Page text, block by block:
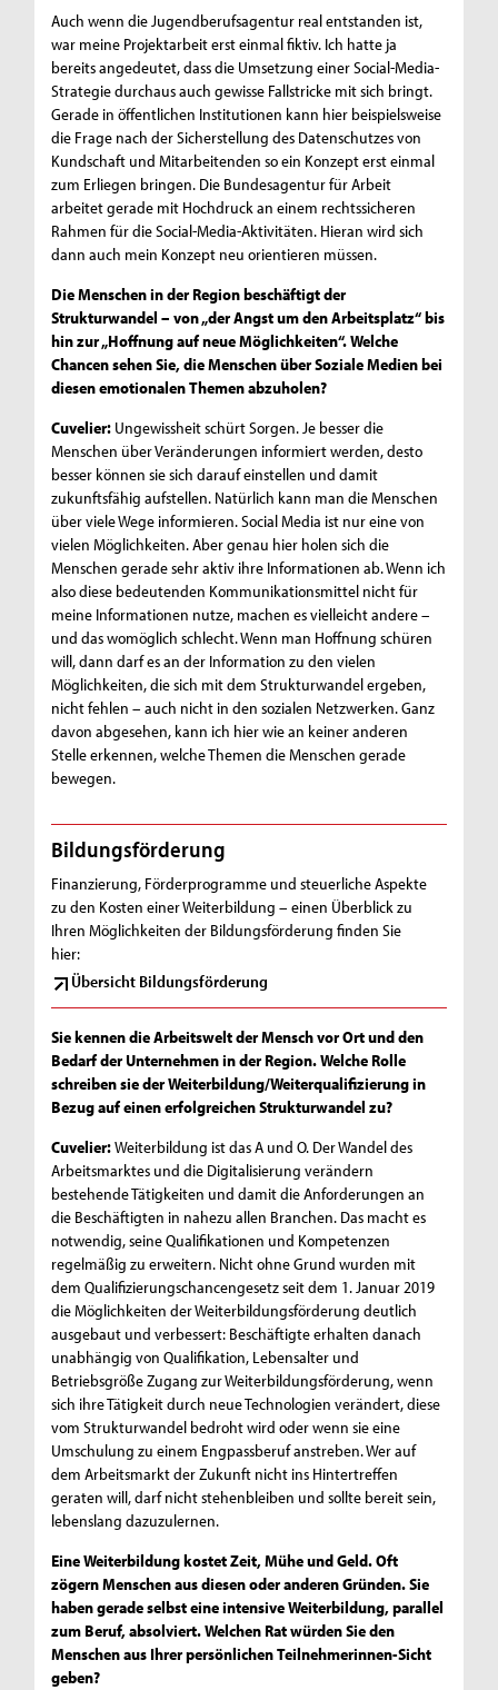
Auch wenn die Jugendberufsagentur real entstanden ist,
war meine Projektarbeit erst einmal fiktiv. Ich hatte ja
bereits angedeutet, dass die Umsetzung einer Social-Media-
Strategie durchaus auch gewisse Fallstricke mit sich bringt.
Gerade in öffentlichen Institutionen kann hier beispielsweise
die Frage nach der Sicherstellung des Datenschutzes von
Kundschaft und Mitarbeitenden so ein Konzept erst einmal
zum Erliegen bringen. Die Bundesagentur für Arbeit
arbeitet gerade mit Hochdruck an einem rechtssicheren
Rahmen für die Social-Media-Aktivitäten. Hieran wird sich
dann auch mein Konzept neu orientieren müssen.
Die Menschen in der Region beschäftigt der
Strukturwandel – von „der Angst um den Arbeitsplatz“ bis
hin zur „Hoffnung auf neue Möglichkeiten“. Welche
Chancen sehen Sie, die Menschen über Soziale Medien bei
diesen emotionalen Themen abzuholen?
Cuvelier: Ungewissheit schürt Sorgen. Je besser die
Menschen über Veränderungen informiert werden, desto
besser können sie sich darauf einstellen und damit
zukunftsfähig aufstellen. Natürlich kann man die Menschen
über viele Wege informieren. Social Media ist nur eine von
vielen Möglichkeiten. Aber genau hier holen sich die
Menschen gerade sehr aktiv ihre Informationen ab. Wenn ich
also diese bedeutenden Kommunikationsmittel nicht für
meine Informationen nutze, machen es vielleicht andere –
und das womöglich schlecht. Wenn man Hoffnung schüren
will, dann darf es an der Information zu den vielen
Möglichkeiten, die sich mit dem Strukturwandel ergeben,
nicht fehlen – auch nicht in den sozialen Netzwerken. Ganz
davon abgesehen, kann ich hier wie an keiner anderen
Stelle erkennen, welche Themen die Menschen gerade
bewegen.
Bildungsförderung
Finanzierung, Förderprogramme und steuerliche Aspekte
zu den Kosten einer Weiterbildung – einen Überblick zu
Ihren Möglichkeiten der Bildungsförderung finden Sie
hier:
Übersicht Bildungsförderung
Sie kennen die Arbeitswelt der Mensch vor Ort und den
Bedarf der Unternehmen in der Region. Welche Rolle
schreiben sie der Weiterbildung/Weiterqualifizierung in
Bezug auf einen erfolgreichen Strukturwandel zu?
Cuvelier:Weiterbildung ist das A und O. Der Wandel des
Arbeitsmarktes und die Digitalisierung verändern
bestehende Tätigkeiten und damit die Anforderungen an
die Beschäftigten in nahezu allen Branchen. Das macht es
notwendig, seine Qualifikationen und Kompetenzen
regelmäßig zu erweitern. Nicht ohne Grund wurden mit
dem Qualifizierungschancengesetz seit dem 1. Januar 2019
die Möglichkeiten der Weiterbildungsförderung deutlich
ausgebaut und verbessert: Beschäftigte erhalten danach
unabhängig von Qualifikation, Lebensalter und
Betriebsgröße Zugang zur Weiterbildungsförderung, wenn
sich ihre Tätigkeit durch neue Technologien verändert, diese
vom Strukturwandel bedroht wird oder wenn sie eine
Umschulung zu einem Engpassberuf anstreben. Wer auf
dem Arbeitsmarkt der Zukunft nicht ins Hintertreffen
geraten will, darf nicht stehenbleiben und sollte bereit sein,
lebenslang dazuzulernen.
Eine Weiterbildung kostet Zeit, Mühe und Geld. Oft
zögern Menschen aus diesen oder anderen Gründen. Sie
haben gerade selbst eine intensive Weiterbildung, parallel
zum Beruf, absolviert. Welchen Rat würden Sie den
Menschen aus Ihrer persönlichen Teilnehmerinnen-Sicht
geben?